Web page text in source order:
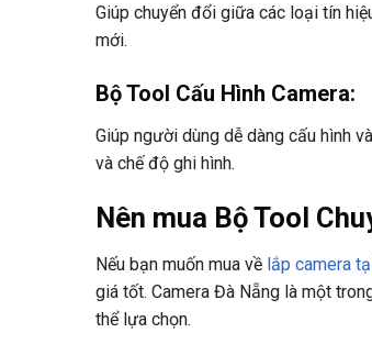
Giúp chuyển đổi giữa các loại tín
mới.
Bộ Tool Cấu Hình Camera:
Giúp người dùng dễ dàng cấu hình
và chế độ ghi hình.
Nên mua Bộ Tool
Nếu bạn muốn mua về lắp camera
giá tốt. Camera Đà Nẵng là một
thể lựa chọn.